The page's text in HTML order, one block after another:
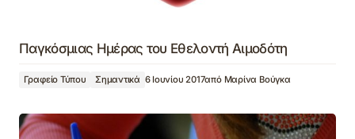
Παγκόσμιας Ημέρας του Εθελοντή Αιμοδότη
Γραφείο Τύπου Σημαντικά 6 Ιουνίου 2017από Μαρίνα Βούγκα